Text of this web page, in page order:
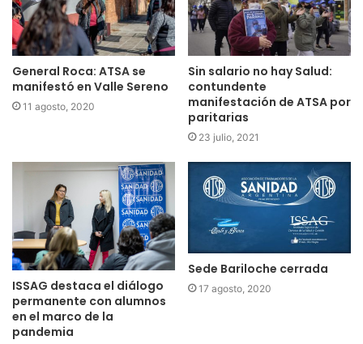
General Roca: ATSA se
manifestó en Valle Sereno
11 agosto, 2020
Sin salario no hay Salud:
contundente
manifestación de ATSA por
paritarias
23 julio, 2021
ISSAG destaca el diálogo
permanente con alumnos
en el marco de la
pandemia
Sede Bariloche cerrada
17 agosto, 2020